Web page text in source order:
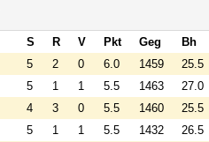
S R V Pkt Geg
Bh
5 2 0 6.0 1459
25.5
5 1 1 5.5 1463
27.0
4 3 0 5.5 1460
25.5
5 1 1 5.5 1432
26.5